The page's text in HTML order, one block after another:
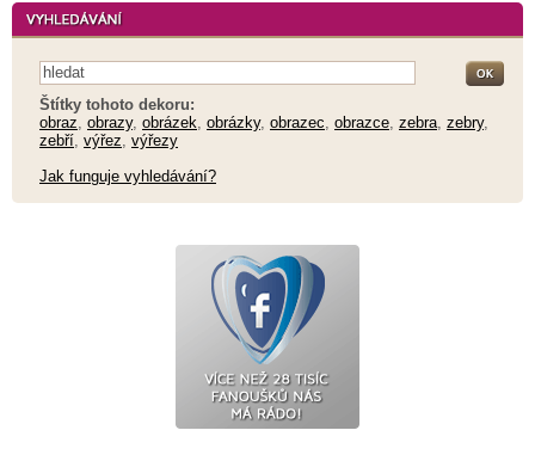
Štítky tohoto dekoru:
obraz obrazy, obrázek obrázky, obrazec obrazce zebra zebry,
zebří výřez výřezy
Jak funguje vyhledávání?